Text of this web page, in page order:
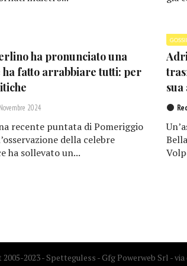
ha pronunciato una
ha fatto arrabbiare tutti: per
2024
recente puntata di Pomeriggio
della celebre
ha sollevato un...
sua
2023 - Spetteguless - Gfg Powerweb Srl -